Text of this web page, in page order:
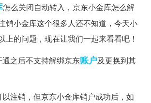
怎么关闭自动转入，京东小金库怎么解
销小金库这个很多人还不知道，今天小
上的问题，现在让我们一起来看看吧！
之后不支持解绑京东账户及更换到其
注销，但京东小金库销户成功后，如